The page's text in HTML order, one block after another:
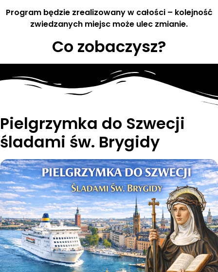
Program będzie zrealizowany w całości – kolejność
zwiedzanych miejsc może ulec zmianie.
Co zobaczysz?
Pielgrzymka do Szwecji
śladami św. Brygidy